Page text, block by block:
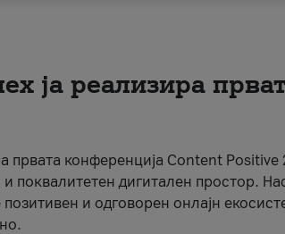
ја реализира
првата конференција Content
поквалитетен дигитален простор.
позитивен и одговорен онлајн